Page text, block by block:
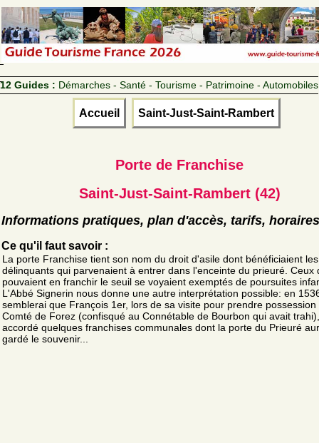
12 Guides : Démarches - Santé - Tourisme - Patrimoine - Automobiles
Accueil Saint-Just-Saint-Rambert
Porte de Franchise
Saint-Just-Saint-Rambert (42)
Informations pratiques, plan d'accès, tarifs, horaires
Ce qu'il faut savoir :
La porte Franchise tient son nom du droit d'asile dont bénéficiaient les
délinquants qui parvenaient à entrer dans l'enceinte du prieuré. Ceux
pouvaient en franchir le seuil se voyaient exemptés de poursuites
L'Abbé Signerin nous donne une autre interprétation possible: en
semblerai que François 1er, lors de sa visite pour prendre possession
Comté de Forez (confisqué au Connétable de Bourbon qui avait
accordé quelques franchises communales dont la porte du Prieuré
gardé le souvenir...